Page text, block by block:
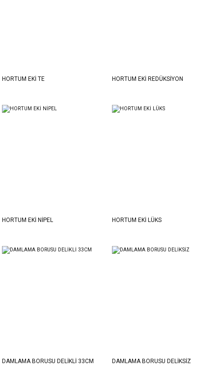
HORTUM EKİ TE HORTUM EKİ REDÜKSİYON
HORTUM EKİ NİPEL HORTUM EKİ LÜKS
DAMLAMA BORUSU DELİKLİ 33CM DAMLAMA BORUSU DELİKSİZ